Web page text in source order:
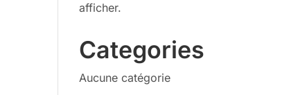
afficher.
Categories
Aucune catégorie